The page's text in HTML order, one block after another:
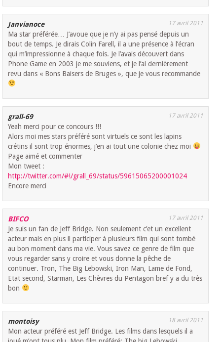
Janvianoce 17 avril 2011
Ma star préférée… J’avoue que je n’y ai pas pensé depuis un
bout de temps. Je dirais Colin Farell, il a une présence à l’écran
qui m’impressionne à chaque fois. Je l’avais découvert dans
Phone Game en 2003 je me souviens, et je l’ai dernièrement
revu dans « Bons Baisers de Bruges », que je vous recommande
grall-69 17 avril 2011
Yeah merci pour ce concours !!!
Alors moi mes stars préféré sont virtuels ce sont les lapins
crétins il sont trop énormes, j’en ai tout une colonie chez moi
Page aimé et commenter
Mon tweet :
http://twitter.com/#!/grall_69/status/59615065200001024
Encore merci
BIFCO 17 avril 2011
Je suis un fan de Jeff Bridge. Non seulement c’et un excellent
acteur mais en plus il participer à plusieurs film qui sont tombé
au bon moment dans ma vie. Vous savez ce genre de film que
vous regarder sans y croire et vous donne la pêche de
continuer. Tron, The Big Lebowski, Iron Man, Lame de Fond,
Etat second, Starman, Les Chèvres du Pentagon bref y a du très
bon
montoisy 18 avril 2011
Mon acteur préféré est Jeff Bridge. Les films dans lesquels il a